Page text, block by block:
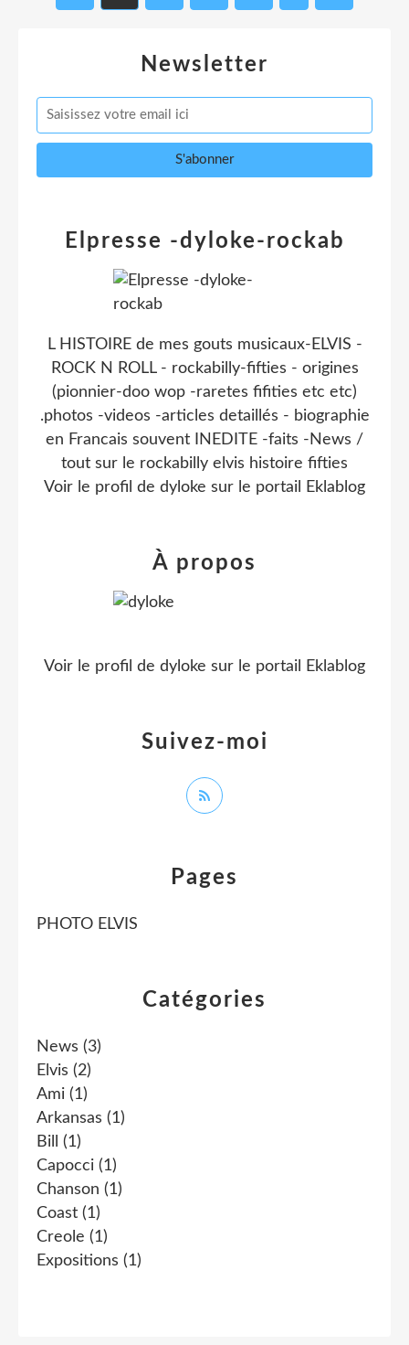
Newsletter
Catégories
News (3)
Elvis (2)
Ami (1)
Arkansas (1)
Bill
(1)
Capocci (1)
Chanson (1)
Coast (1)
Creole (1)
Expositions (1)
Pages
PHOTO ELVIS
Elpresse -dyloke-rockab
L HISTOIRE de mes gouts musicaux-ELVIS -
ROCK N ROLL - rockabilly-fifties - origines
(pionnier-doo wop -raretes fifities etc etc)
.photos -videos -articles detaillés - biographie
en Francais souvent INEDITE -faits -News /
tout sur le rockabilly elvis histoire fifties
Voir le profil de dyloke sur le portail Eklablog
Suivez-moi
À propos
Voir le profil de dyloke sur le portail Eklablog